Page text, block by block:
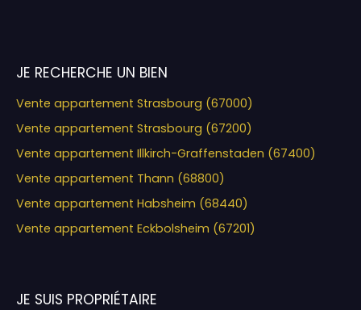
JE RECHERCHE UN BIEN
Vente appartement Strasbourg (67000)
Vente appartement Strasbourg (67200)
Vente appartement Illkirch-Graffenstaden (67400)
Vente appartement Thann (68800)
Vente appartement Habsheim (68440)
Vente appartement Eckbolsheim (67201)
JE SUIS PROPRIÉTAIRE